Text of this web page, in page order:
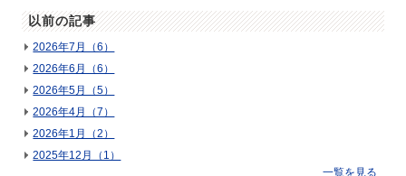
以前の記事
2026年7月（6）
2026年6月（6）
2026年5月（5）
2026年4月（7）
2026年1月（2）
2025年12月（1）
一覧を見る